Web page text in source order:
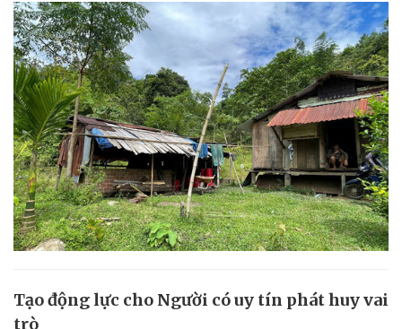
Tạo động lực cho Người có uy tín phát huy vai
trò